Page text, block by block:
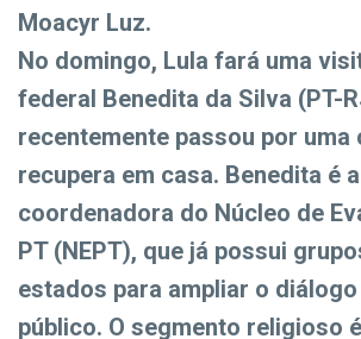
Moacyr Luz.
No domingo, Lula fará uma
federal Benedita da Silva (PT-
recentemente passou por uma
recupera em casa. Benedita é a
coordenadora do Núcleo de
PT (NEPT), que já possui
estados para ampliar o
público. O segmento religioso